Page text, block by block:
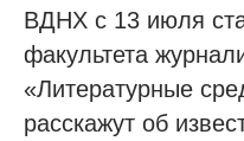
ВДНХ с 13 июля
факультета
«Литературные
расскажут об